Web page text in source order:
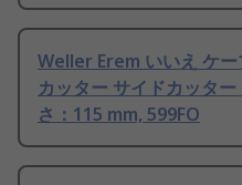
Weller Erem いいえ ケ
カッター サイドカッタ
さ：115 mm, 599FO